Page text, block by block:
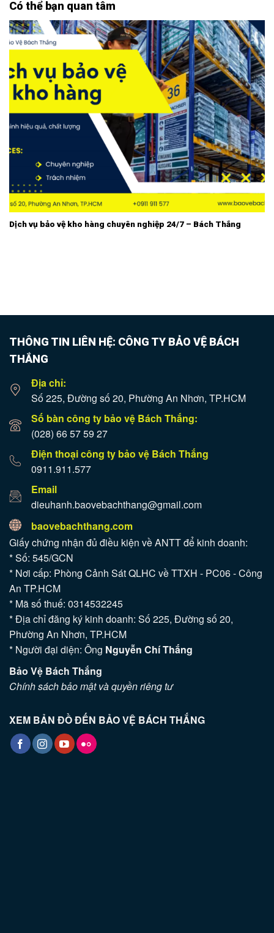
Có thể bạn quan tâm
Dịch vụ bảo vệ kho hàng chuyên nghiệp 24/7 – Bách Thắng
THÔNG TIN LIÊN HỆ: CÔNG TY BẢO VỆ BÁCH
THẮNG
Địa chỉ:
Số 225, Đường số 20, Phường An Nhơn, TP.HCM
Số bàn công ty bảo vệ Bách Thắng:
(028) 66 57 59 27
Điện thoại công ty bảo vệ Bách Thắng
0911.911.577
Email
dieuhanh.baovebachthang@gmail.com
baovebachthang.com
Giấy chứng nhận đủ điều kiện về ANTT để kinh doanh:
* Số: 545/GCN
* Nơi cấp: Phòng Cảnh Sát QLHC về TTXH - PC06 - Công
An TP.HCM
* Mã số thuế: 0314532245
* Địa chỉ đăng ký kinh doanh: Số 225, Đường số 20,
Phường An Nhơn, TP.HCM
* Người đại diện: Ông Nguyễn Chí Thắng
Bảo Vệ Bách Thắng
Chính sách bảo mật và quyền riêng tư
XEM BẢN ĐỒ ĐẾN BẢO VỆ BÁCH THẮNG